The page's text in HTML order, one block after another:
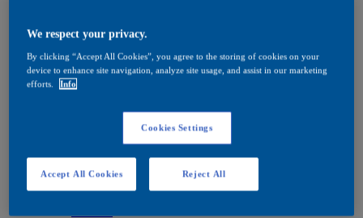
Onderhoud
Watergedragen
Oplosmiddelhoudend
Olie en was
Beitsproducten
Beitsproducten
Watergedragen
Quick Search
Productzoeker
We respect your privacy.
By clicking “Accept All Cookies”, you agree to the storing of cookies on your
device to enhance site navigation, analyze site usage, and assist in our marketing
efforts.
Info
Cookies Settings
Reject All
Accept All Cookies